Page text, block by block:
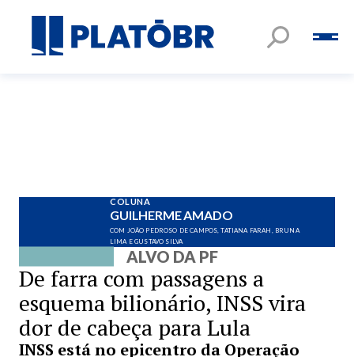
COLUNA
GUILHERME AMADO
COM JOÃO PEDROSO DE CAMPOS, TATIANA FARAH, BRUNA
LIMA E GUSTAVO SILVA
ALVO DA PF
De farra com passagens a
esquema bilionário, INSS vira
dor de cabeça para Lula
INSS está no epicentro da Operação